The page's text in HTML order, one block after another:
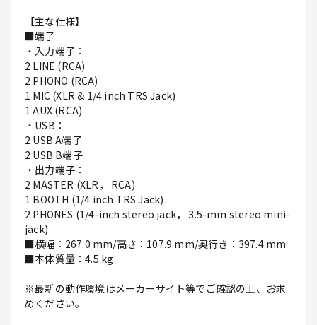
【主な仕様】
■端子
・入力端子：
2 LINE (RCA)
2 PHONO (RCA)
1 MIC (XLR & 1/4 inch TRS Jack)
1 AUX (RCA)
・USB：
2 USB A端子
2 USB B端子
・出力端子：
2 MASTER (XLR， RCA)
1 BOOTH (1/4 inch TRS Jack)
2 PHONES (1/4-inch stereo jack， 3.5-mm stereo mini-
jack)
■横幅：267.0 mm/高さ：107.9 mm/奥行き：397.4 mm
■本体質量：4.5 kg
※最新の動作環境はメーカーサイト等でご確認の上、お求
めください。